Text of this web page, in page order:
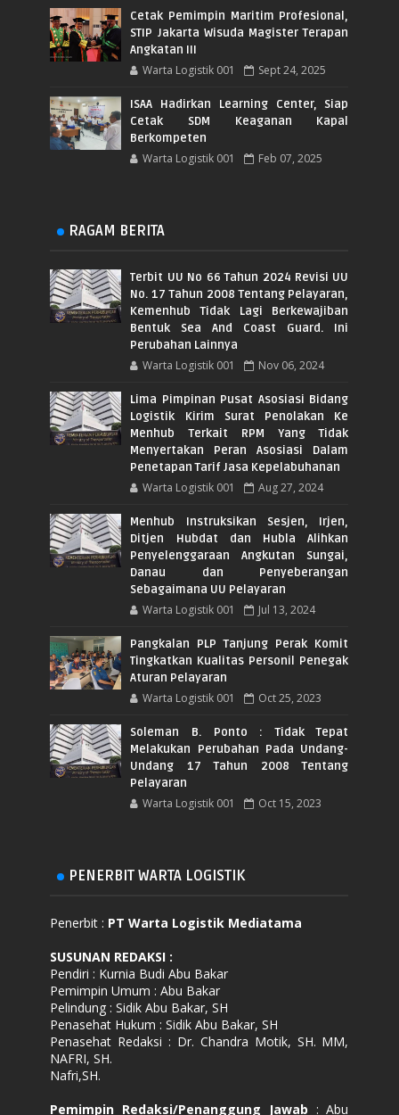
Cetak Pemimpin Maritim Profesional,
STIP Jakarta Wisuda Magister Terapan
Angkatan III
Warta Logistik 001 Sept 24, 2025
ISAA Hadirkan Learning Center, Siap
Cetak SDM Keaganan Kapal
Berkompeten
Warta Logistik 001 Feb 07, 2025
RAGAM BERITA
Terbit UU No 66 Tahun 2024 Revisi UU
No. 17 Tahun 2008 Tentang Pelayaran,
Kemenhub Tidak Lagi Berkewajiban
Bentuk Sea And Coast Guard. Ini
Perubahan Lainnya
Warta Logistik 001 Nov 06, 2024
Lima Pimpinan Pusat Asosiasi Bidang
Logistik Kirim Surat Penolakan Ke
Menhub Terkait RPM Yang Tidak
Menyertakan Peran Asosiasi Dalam
Penetapan Tarif Jasa Kepelabuhanan
Warta Logistik 001 Aug 27, 2024
Menhub Instruksikan Sesjen, Irjen,
Ditjen Hubdat dan Hubla Alihkan
Penyelenggaraan Angkutan Sungai,
Danau dan Penyeberangan
Sebagaimana UU Pelayaran
Warta Logistik 001 Jul 13, 2024
Pangkalan PLP Tanjung Perak Komit
Tingkatkan Kualitas Personil Penegak
Aturan Pelayaran
Warta Logistik 001 Oct 25, 2023
Soleman B. Ponto : Tidak Tepat
Melakukan Perubahan Pada Undang-
Undang 17 Tahun 2008 Tentang
Pelayaran
Warta Logistik 001 Oct 15, 2023
PENERBIT WARTA LOGISTIK
Penerbit : PT Warta Logistik Mediatama
SUSUNAN REDAKSI :
Pendiri : Kurnia Budi Abu Bakar
Pemimpin Umum : Abu Bakar
Pelindung : Sidik Abu Bakar, SH
Penasehat Hukum : Sidik Abu Bakar, SH
Penasehat Redaksi : Dr. Chandra Motik, SH. MM,
NAFRI, SH.
Nafri,SH.
Pemimpin Redaksi/Penanggung Jawab : Abu